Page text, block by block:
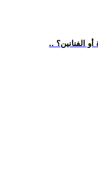
الفنانين؟